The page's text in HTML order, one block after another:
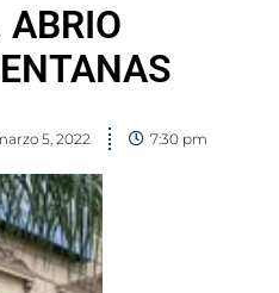
5, 2022 7:30 pm